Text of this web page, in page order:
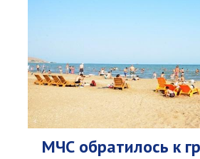
МЧС обратилось к